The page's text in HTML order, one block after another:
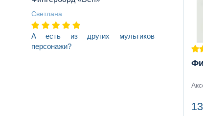
Светлана
А есть из других мультиков
персонажи?